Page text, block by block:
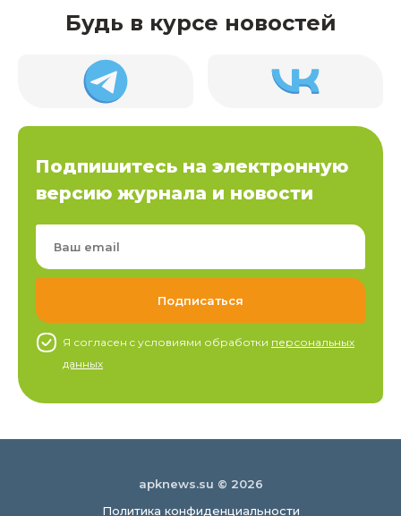
Будь в курсе новостей
Подпишитесь на электронную
версию журнала и новости
Я согласен c условиями обработки персональных
данных
apknews.su © 2026
Политика конфиденциальности